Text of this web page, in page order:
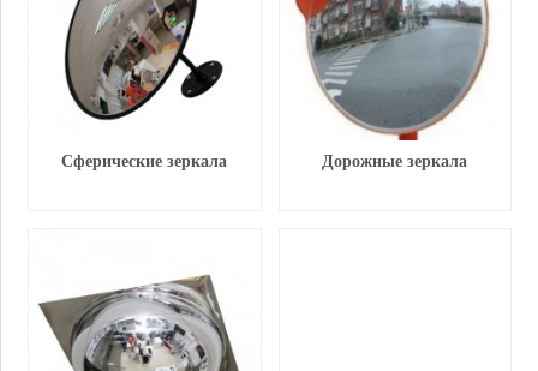
Сферические зеркала Дорожные зеркала